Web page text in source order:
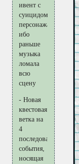
ивент с
суицидом
персонажа,
ибо
раньше
музыка
ломала
всю
сцену
- Новая
квестовая
ветка на
4
последовательных
события,
носящая